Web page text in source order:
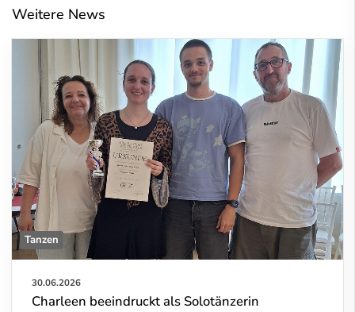
Weitere News
Tanzen
30.06.2026
Charleen beeindruckt als Solotänzerin